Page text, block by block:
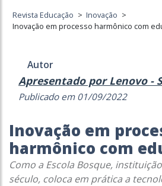
Revista Educação > Inovação >
Inovação em processo harmônico com
Autor
Apresentado por Lenovo -
Publicado em 01/09/2022
Inovação em
harmônico com
Como a Escola Bosque,
século, coloca em prática a